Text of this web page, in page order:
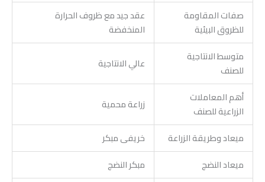
صفات المقاومة
للظروق البيئية
عقد جيد مع ظروف الحرارة
المنخفضة
متوسط الانتاجية
للصنف
عالي الانتاجية
أهم المعاملات
الزراعية للصنف
زراعة محمية
ميعاد وطريقة الزراعة
خريفى مبكر
ميعاد النضج
مبكر النضج